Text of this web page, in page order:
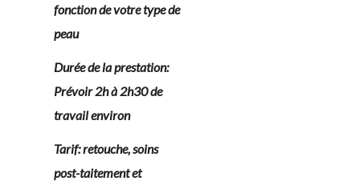
fonction de votre type de
peau
Durée de la prestation:
Prévoir 2h à 2h30 de
travail environ
Tarif: retouche, soins
post-taitement et